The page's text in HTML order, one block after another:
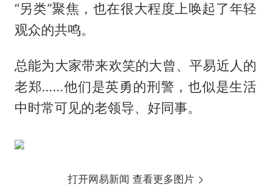
“另类”聚焦，也在很大程度上唤起了年轻
观众的共鸣。
总能为大家带来欢笑的大曾、平易近人的
老郑……他们是英勇的刑警，也似是生活
中时常可见的老领导、好同事。
打开网易新闻 查看更多图片